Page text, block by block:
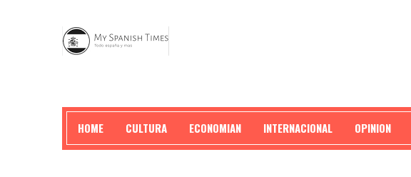
HOME CULTURA ECONOMIAN INTERNACIONAL OPINION